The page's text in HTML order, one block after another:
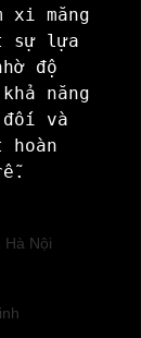
Hà Nội
xi măng
sự lựa
độ
năng
và